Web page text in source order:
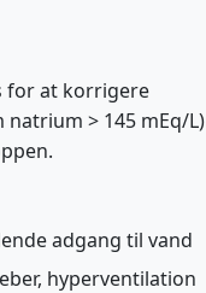
for at korrigere
> 145 mEq/L)
adgang til vand
hyperventilation